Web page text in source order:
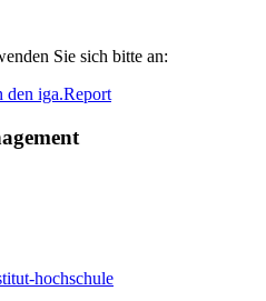
Sie sich bitte an:
hochschule